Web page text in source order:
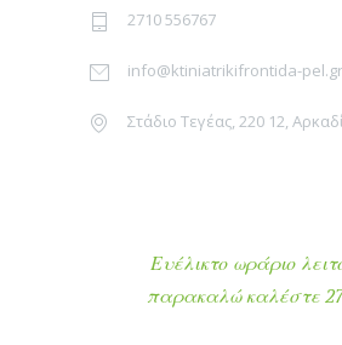
2710 556767
info@ktiniatrikifrontida-pel.gr
Στάδιο Τεγέας, 220 12,
Ευέλικτο ωράριο
παρακαλώ καλέστε